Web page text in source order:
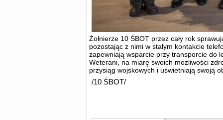
Żołnierze 10 ŚBOT przez cały rok
pozostając z nimi w stałym kontakcie
zapewniają wsparcie przy transporcie do
Weterani, na miarę swoich możliwości
przysiąg wojskowych i uświetniają swoją
/10 ŚBOT/